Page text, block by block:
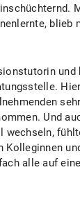
blieb
und
Und
alle auf